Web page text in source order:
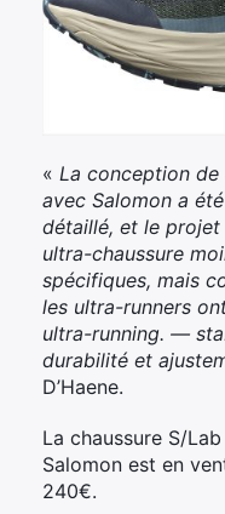
« La conception
avec Salomon a
détaillé, et le
ultra-chaussure
spécifiques, mais
les ultra-runners
ultra-running. —
durabilité et
D’Haene.
La chaussure S/
Salomon est en
240€.